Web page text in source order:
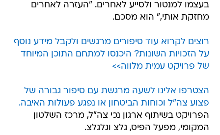
בעצמו למנטור ולסייע לאחרים. "העזרה לאחרים
מחזקת אותי," הוא מסכם.
רוצים לקרוא עוד סיפורים מרגשים ולקבל מידע נוסף
על הזכויות השונות? היכנסו למתחם התוכן המיוחד
של פרויקט עמית מלווה>>
הצטרפו אלינו לשעה מרגשת עם סיפור גבורה של
פצוע צה"ל וכוחות הביטחון או נפגע פעולות האיבה.
הפרויקט בשיתוף ארגון נכי צה"ל, מרכז השלטון
המקומי, מפעל הפיס, גלצ וגלגלצ.